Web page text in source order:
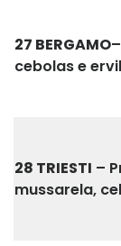
27 BERGAMO
cebolas e
28 TRIESTI –
mussarela,